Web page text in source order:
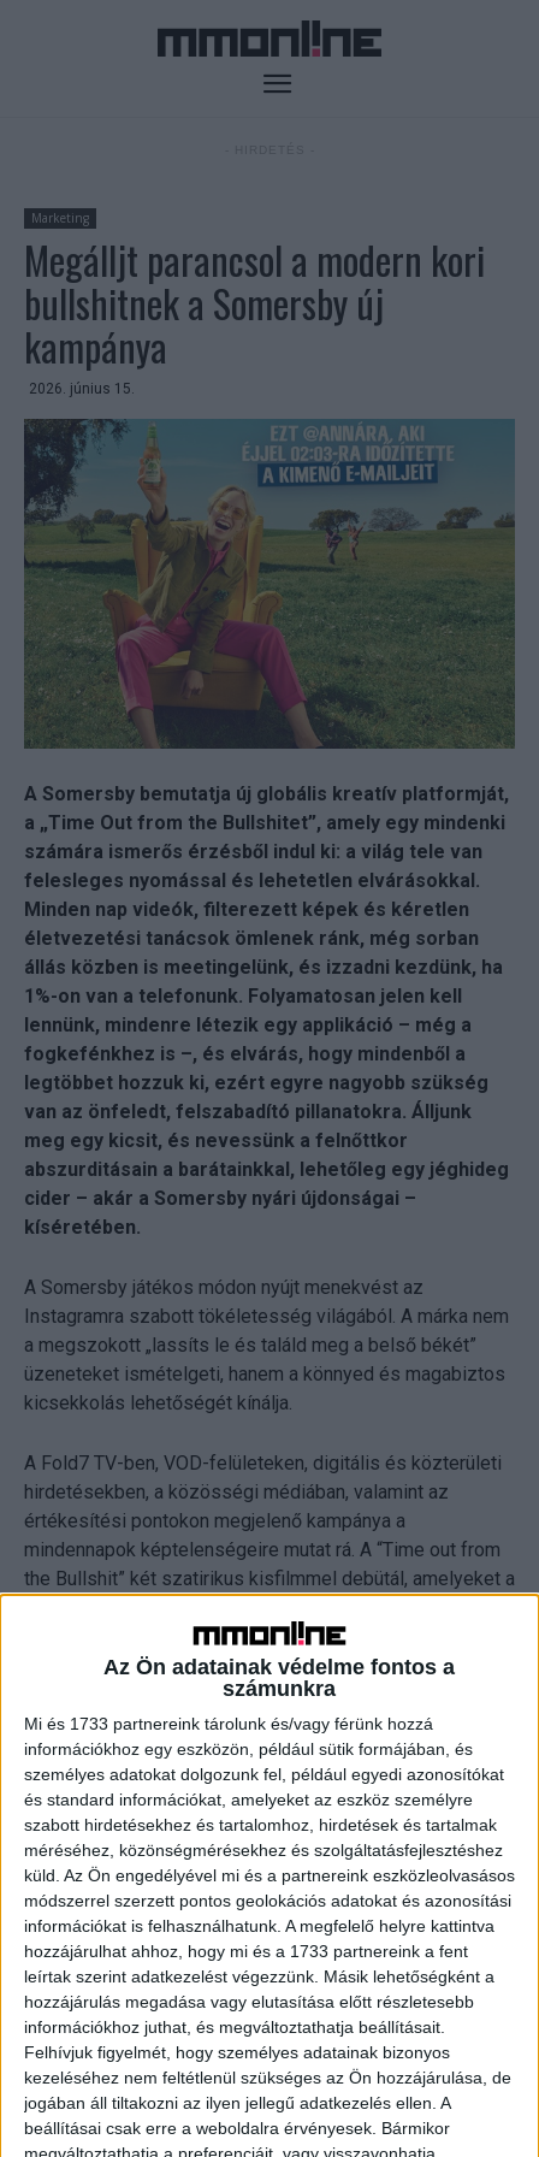
Az Ön adatainak védelme fontos a
számunkra
Mi és 1733 partnereink tárolunk és/vagy férünk hozzá
információkhoz egy eszközön, például sütik formájában, és
személyes adatokat dolgozunk fel, például egyedi azonosítókat
és standard információkat, amelyeket az eszköz személyre
szabott hirdetésekhez és tartalomhoz, hirdetések és tartalmak
méréséhez, közönségmérésekhez és szolgáltatásfejlesztéshez
küld. Az Ön engedélyével mi és a partnereink eszközleolvasásos
módszerrel szerzett pontos geolokációs adatokat és azonosítási
információkat is felhasználhatunk. A megfelelő helyre kattintva
hozzájárulhat ahhoz, hogy mi és a 1733 partnereink a fent
leírtak szerint adatkezelést végezzünk. Másik lehetőségként a
hozzájárulás megadása vagy elutasítása előtt részletesebb
információkhoz juthat, és megváltoztathatja beállításait.
Felhívjuk figyelmét, hogy személyes adatainak bizonyos
kezeléséhez nem feltétlenül szükséges az Ön hozzájárulása, de
jogában áll tiltakozni az ilyen jellegű adatkezelés ellen. A
beállításai csak erre a weboldalra érvényesek. Bármikor
Marketing
Megálljt parancsol a modern kori
bullshitnek a Somersby új
kampánya
2026. június 15.
A Somersby bemutatja új globális kreatív platformját,
a „Time Out from the Bullshitet”, amely egy mindenki
számára ismerős érzésből indul ki: a világ tele van
felesleges nyomással és lehetetlen elvárásokkal.
Minden nap videók, filterezett képek és kéretlen
életvezetési tanácsok ömlenek ránk, még sorban
állás közben is meetingelünk, és izzadni kezdünk, ha
1%-on van a telefonunk. Folyamatosan jelen kell
lennünk, mindenre létezik egy applikáció – még a
fogkefénkhez is –, és elvárás, hogy mindenből a
legtöbbet hozzuk ki, ezért egyre nagyobb szükség
van az önfeledt, felszabadító pillanatokra. Álljunk
meg egy kicsit, és nevessünk a felnőttkor
abszurditásain a barátainkkal, lehetőleg egy jéghideg
cider – akár a Somersby nyári újdonságai –
kíséretében.
A Somersby játékos módon nyújt menekvést az
Instagramra szabott tökéletesség világából. A márka nem
a megszokott „lassíts le és találd meg a belső békét”
üzeneteket ismételgeti, hanem a könnyed és magabiztos
kicsekkolás lehetőségét kínálja.
A Fold7 TV-ben, VOD-felületeken, digitális és közterületi
hirdetésekben, a közösségi médiában, valamint az
értékesítési pontokon megjelenő kampánya a
mindennapok képtelenségeire mutat rá. A “Time out from
the Bullshit” két szatirikus kisfilmmel debütál, amelyeket a
Glaister rendezett. Az egyik főszereplő egy AI
életvezetési tanácsadó, aki láthatóan túl szoros
kapcsolatot alakított ki digitális asszisztensével, a másik
pedig egy wellness-influencer, aki egyre bizarrabb
praktikákat mutat be, legyen szó spirituális denevér-
függeszkedésről, furcsa arcpakolásokról vagy csirkével
végzett energiatisztító rituáléról.
A két karaktert egy új szereplő menti ki a saját maguk által
kreált, szomorú digitális világból. A karizmatikus, laza Mr.
Somersby rávilágít, hogy teljesen rendben van kilépni a
folyamatos scrollingból, és eltölteni néhány önfeledt
percet az igazi, napfényes, színes világban –
természetesen egy jól behűtött Somersby társaságában.
Ehhez a márka több nyári újdonsága, a limitált Somersby
Orange Spritz és a Somersby 0.0% dobozos verziója is
tökéletes lehet. Az Orange Spritz egy narancsos, enyhén
fanyar lecsengésű ital, ami kellemesen eltér a